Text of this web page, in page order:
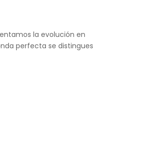
la evolución en
perfecta se distingues